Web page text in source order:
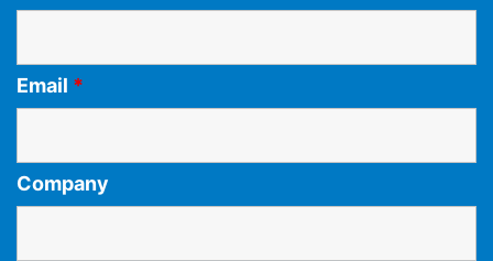
Email *
Company